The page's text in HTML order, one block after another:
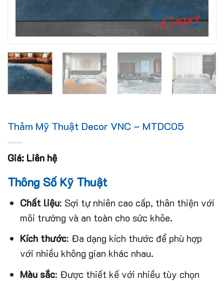
Thảm Mỹ Thuật Decor VNC – MTDC05
Giá: Liên hệ
Thông Số Kỹ Thuật
Chất liệu: Sợi tự nhiên cao cấp, thân thiện với
môi trường và an toàn cho sức khỏe.
Kích thước: Đa dạng kích thước để phù hợp
với nhiều không gian khác nhau.
Màu sắc: Được thiết kế với nhiều tùy chọn